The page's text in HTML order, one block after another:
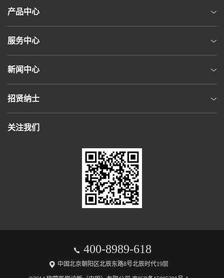
产品中心
服务中心
新闻中心
招贤纳士
关注我们
400-8989-618
中国北京朝阳区北辰东路8号北辰时代19层